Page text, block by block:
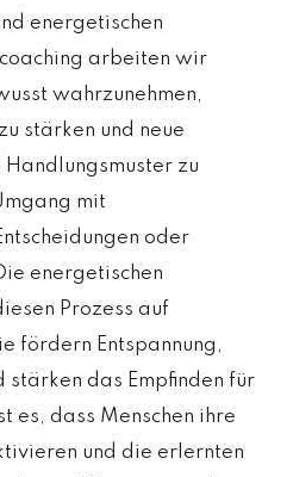
energetischen
arbeiten wir
wahrzunehmen,
stärken und neue
zu
mit
oder
energetischen
Prozess auf
fördern Entspannung,
stärken das Empfinden für
es, dass Menschen ihre
und die erlernten